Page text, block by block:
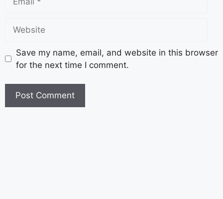
Save my name, email, and website in this browser
for the next time I comment.